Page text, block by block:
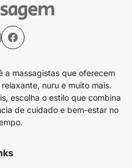
a massagistas que oferecem
nuru e muito mais.
escolha o estilo que combina
de cuidado e bem-estar no